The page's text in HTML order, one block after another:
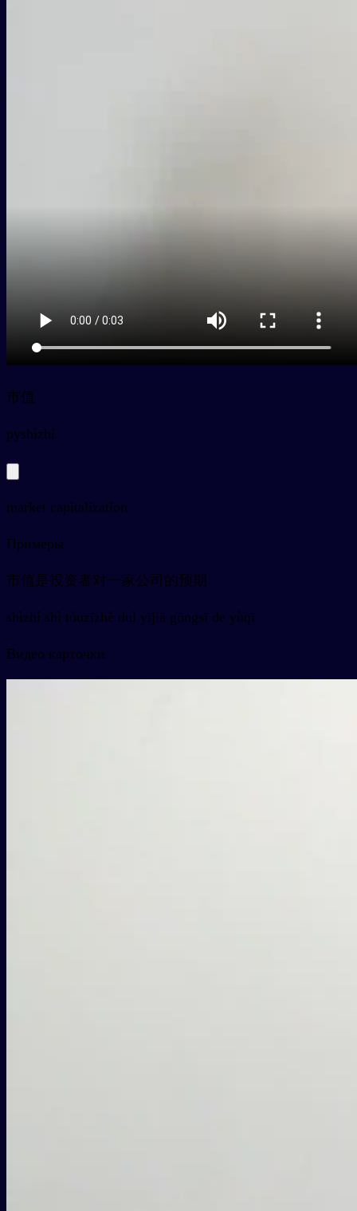
市值
pyshìzhí
market capitalization
Примеры
市值是投资者对一家公司的预期
shìzhí shì tóuzīzhě duì yījiā gōngsī de yùqī
Видео карточки